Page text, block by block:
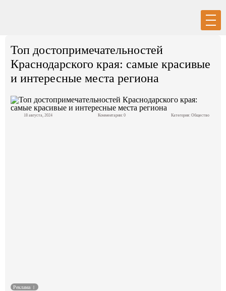
Регистрация
Политика
Топ достопримечательностей
Краснодарского края: самые красивые
и интересные места региона
18 августа, 2024 Комментарии: 0 Категория: Общество
Реклама